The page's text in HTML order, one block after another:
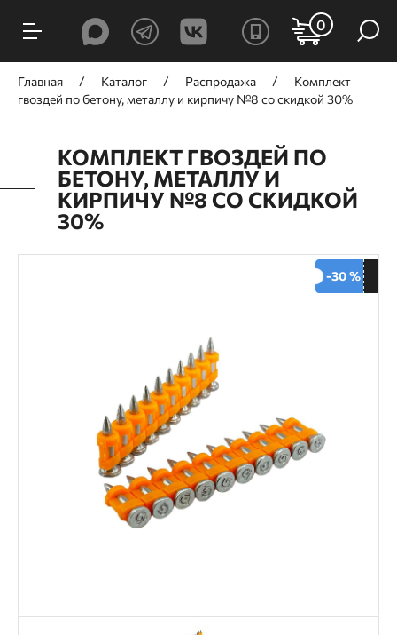
0
Главная Каталог Распродажа
Комплект
гвоздей по бетону, металлу и кирпичу №8 со скидкой 30%
КОМПЛЕКТ ГВОЗДЕЙ ПО
БЕТОНУ, МЕТАЛЛУ И
КИРПИЧУ №8 СО СКИДКОЙ
30%
-30 %